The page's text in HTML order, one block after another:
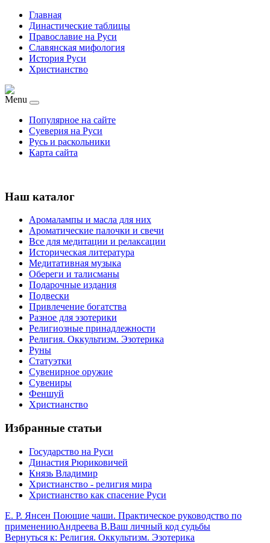
Главная
Династические таблицы
Православие на Руси
Славянская мифология
История Руси
Христианство
Menu
Популярное на сайте
Суеверия на Руси
Русь и раскольники
Карта сайта
Наш каталог
Аромалампы и масла для них
Ароматические палочки и свечи
Все для медитации и релаксации
Историческая литература
Медитативная музыка
Обереги и талисманы
Подарочные издания
Подвески
Привлечение богатства
Разное для эзотерики
Религиозные принадлежности
Религия. Оккультизм. Эзотерика
Руны
Статуэтки
Сувенирное оружие
Сувениры
Феншуй
Христианство
Избранные статьи
Государство на Руси
Династия Рюриковичей
Князь Владимир
Христианство - религия мира
Христианство как спасение Руси
Е. Р. Янсен Поющие чаши. Практическое руководство по
применениюАндреева В.Ваш личный код судьбы
Вернуться к: Религия. Оккультизм. Эзотерика